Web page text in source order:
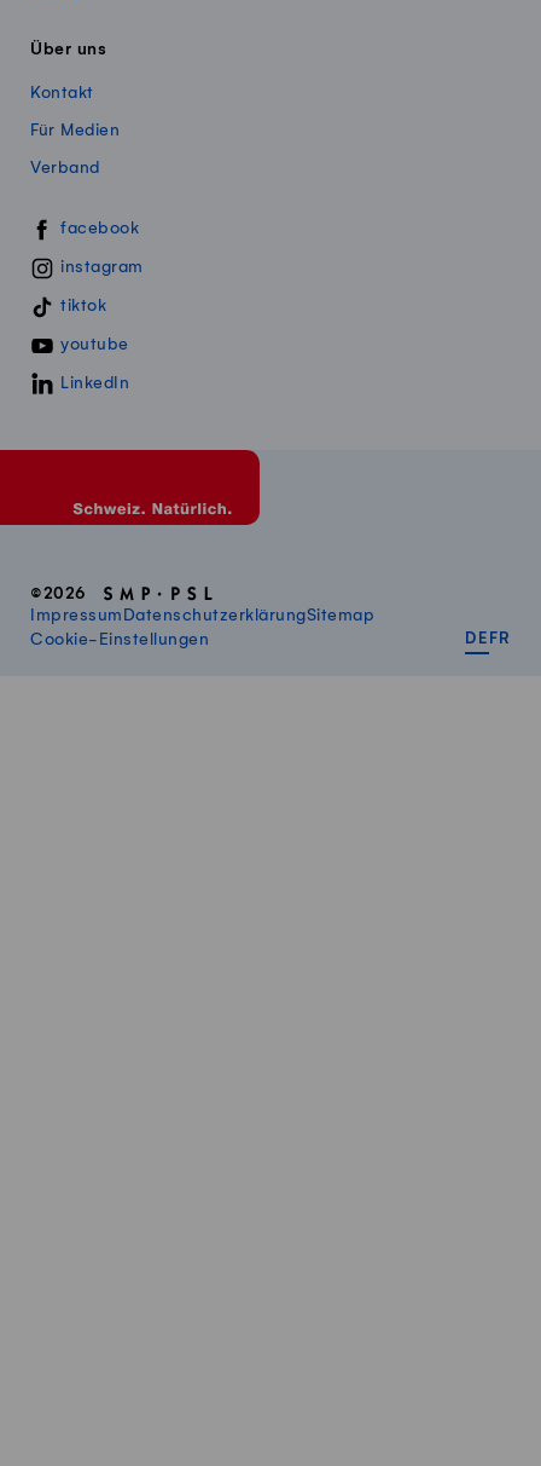
Über uns
Kontakt
Für Medien
Verband
Swissmillk auf Social Media
facebook
instagram
tiktok
youtube
LinkedIn
©2026
Impressum DatenschutzerklärungSitemap
Cookie-Einstellungen
DE FR